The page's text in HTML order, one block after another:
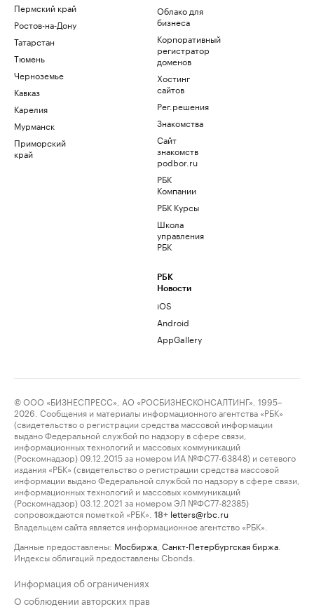
Пермский край
Ростов-на-Дону
Татарстан
Тюмень
Черноземье
Кавказ
Карелия
Мурманск
Приморский
край
Облако для
бизнеса
Корпоративный
регистратор
доменов
Хостинг
сайтов
Рег.решения
Знакомства
Сайт
знакомств
podbor.ru
РБК
Компании
РБК Курсы
Школа
управления
РБК
РБК
Новости
iOS
Android
AppGallery
© ООО «БИЗНЕСПРЕСС», АО «РОСБИЗНЕСКОНСАЛТИНГ», 1995–
2026. Сообщения и материалы информационного агентства «РБК»
(свидетельство о регистрации средства массовой информации
выдано Федеральной службой по надзору в сфере связи,
информационных технологий и массовых коммуникаций
(Роскомнадзор) 09.12.2015 за номером ИА №ФС77-63848) и сетевого
издания «РБК» (свидетельство о регистрации средства массовой
информации выдано Федеральной службой по надзору в сфере связи,
информационных технологий и массовых коммуникаций
(Роскомнадзор) 03.12.2021 за номером ЭЛ №ФС77-82385)
сопровождаются пометкой «РБК».
18+ letters@rbc.ru
Владельцем сайта является информационное агентство «РБК».
Данные предоставлены: Мосбиржа Санкт-Петербургская биржа
Индексы облигаций предоставлены Cbonds.
Информация об ограничениях
О соблюдении авторских прав